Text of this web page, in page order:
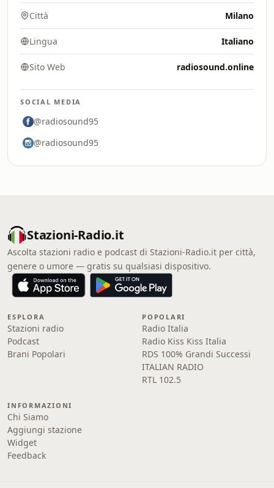
Città Milano
Lingua Italiano
Sito Web radiosound.online
SOCIAL MEDIA
@radiosound95
@radiosound95
Stazioni-Radio.it
Ascolta stazioni radio e podcast di Stazioni-Radio.it per città,
genere o umore — gratis su qualsiasi dispositivo.
ESPLORA
Stazioni radio
Podcast
Brani Popolari
POPOLARI
Radio Italia
Radio Kiss Kiss Italia
RDS 100% Grandi Successi
ITALIAN RADIO
RTL 102.5
INFORMAZIONI
Chi Siamo
Aggiungi stazione
Widget
Feedback